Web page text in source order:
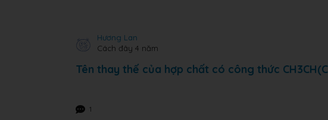
Hương Lan
Cách đây 4 năm
Tên thay thế của hợp chất có công thức
1